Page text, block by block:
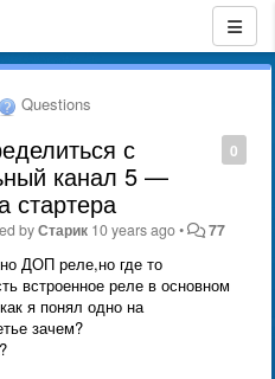
Questions
0
с
канал 5 —
стартера
byСтарик 10 years ago• 77
ДОП реле,но где то
встроенное реле в основном
я понял одно на
зачем?